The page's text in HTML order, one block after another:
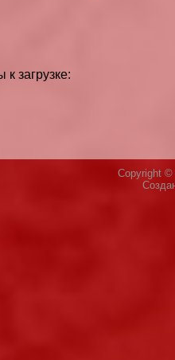
загрузке:
Copyright